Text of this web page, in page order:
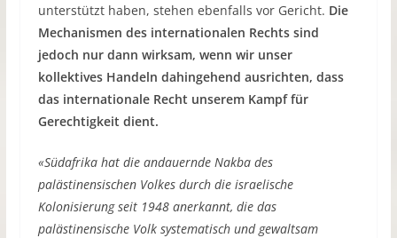
unterstützt haben, stehen ebenfalls vor Gericht. Die
Mechanismen des internationalen Rechts sind
jedoch nur dann wirksam, wenn wir unser
kollektives Handeln dahingehend ausrichten, dass
das internationale Recht unserem Kampf für
Gerechtigkeit dient.
«Südafrika hat die andauernde Nakba des
palästinensischen Volkes durch die israelische
Kolonisierung seit 1948 anerkannt, die das
palästinensische Volk systematisch und gewaltsam